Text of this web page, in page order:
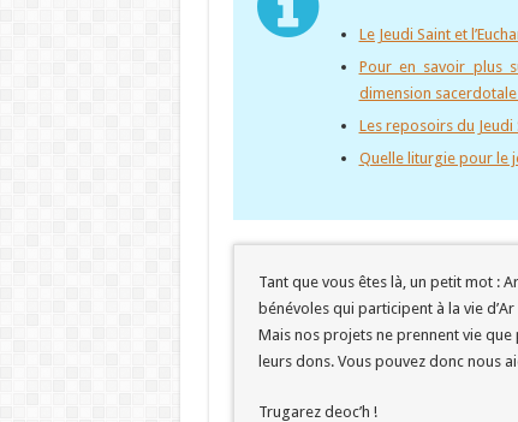
Le Jeudi Saint et
Pour en savoir plus
dimension
Les reposoirs du Jeudi
Quelle liturgie pour le
Tant que vous êtes là, un petit mot :
bénévoles qui participent à la vie
Mais nos projets ne prennent vie
leurs dons. Vous pouvez donc nous
Trugarez deoc’h !